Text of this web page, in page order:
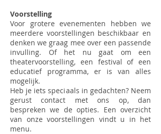
Voorstelling
Voor grotere evenementen hebben we
meerdere voorstellingen beschikbaar en
denken we graag mee over een passende
invulling. Of het nu gaat om een
theatervoorstelling, een festival of een
educatief programma, er is van alles
mogelijk.
Heb je iets speciaals in gedachten? Neem
gerust contact met ons op, dan
bespreken we de opties. Een overzicht
van onze voorstellingen vindt u in het
menu.